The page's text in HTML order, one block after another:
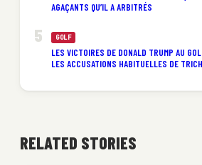
AGAÇANTS QU’IL A ARBITRÉS
GOLF
LES VICTOIRES DE DONALD TRUMP AU
LES ACCUSATIONS HABITUELLES DE
RELATED STORIES